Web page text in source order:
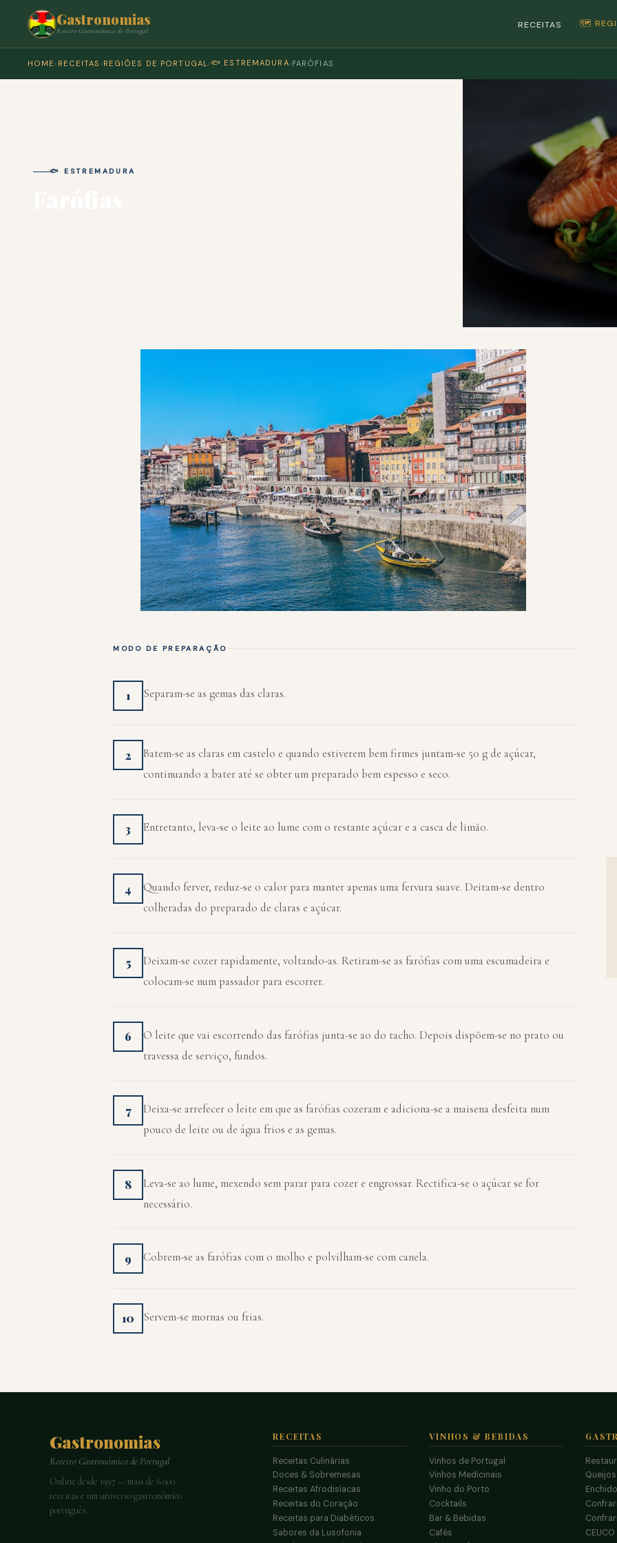
Gastronomias
Roteiro Gastronómico de Portugal
RECEITAS 🗺️
HOME › RECEITAS › REGIÕES DE PORTUGAL›🐟 ESTREMADURA› FARÓFIAS
🐟 ESTREMADURA
MODO DE PREPARAÇÃO
1 Separam-se as gemas das claras.
2
Batem-se as claras em castelo e quando estiverem bem firmes juntam-se 50 g de açúcar,
continuando a bater até se obter um preparado bem espesso e seco.
3 Entretanto, leva-se o leite ao lume com o restante açúcar e a casca de limão.
4
Quando ferver, reduz-se o calor para manter apenas uma fervura suave. Deitam-se dentro
colheradas do preparado de claras e açúcar.
5
Deixam-se cozer rapidamente, voltando-as. Retiram-se as farófias com uma escumadeira e
colocam-se num passador para escorrer.
6
O leite que vai escorrendo das farófias junta-se ao do tacho. Depois dispõem-se no prato ou
travessa de serviço, fundos.
7
Deixa-se arrefecer o leite em que as farófias cozeram e adiciona-se a maisena desfeita num
pouco de leite ou de água frios e as gemas.
8
Leva-se ao lume, mexendo sem parar para cozer e engrossar. Rectifica-se o açúcar se for
necessário.
9 Cobrem-se as farófias com o molho e polvilham-se com canela.
10 Servem-se mornas ou frias.
Gastronomias
Roteiro Gastronómico de Portugal
Online desde 1997 — mais de 6.000
receitas e um universo gastronómico
português.
RECEITAS
Receitas Culinárias
Doces & Sobremesas
Receitas Afrodisíacas
Receitas do Coração
Receitas para Diabéticos
Sabores da Lusofonia
VINHOS & BEBIDAS
Vinhos de Portugal
Vinhos Medicinais
Vinho do Porto
Cocktails
Bar & Bebidas
Cafés
CEUCO